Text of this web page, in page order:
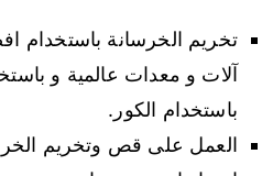
تخريم الخرسانة باستخدام
آلات و معدات عالمية و
باستخدام الكور.
العمل على قص وتخريم